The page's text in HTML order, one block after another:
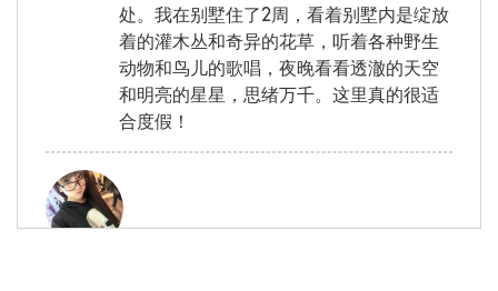
处。我在别墅住了2周，看着别墅内是绽放
着的灌木丛和奇异的花草，听着各种野生
动物和鸟儿的歌唱，夜晚看看透澈的天空
和明亮的星星，思绪万千。这里真的很适
合度假！